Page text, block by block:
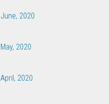
June, 2020
May, 2020
April, 2020